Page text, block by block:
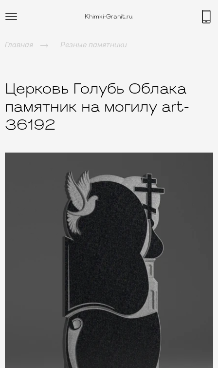
Khimki-Granit.ru
Главная Резные памятники
Церковь Голубь Облака
памятник на могилу art-
36192